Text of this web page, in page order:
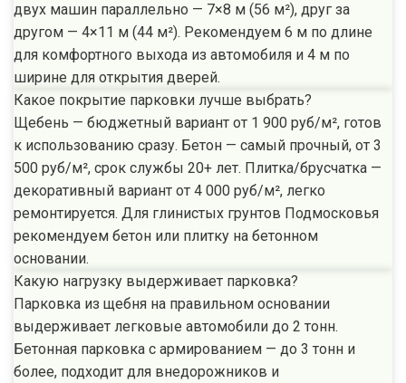
двух машин параллельно — 7×8 м (56 м²), друг за
другом — 4×11 м (44 м²). Рекомендуем 6 м по длине
для комфортного выхода из автомобиля и 4 м по
ширине для открытия дверей.
Какое покрытие парковки лучше выбрать?
Щебень — бюджетный вариант от 1 900 руб/м², готов
к использованию сразу. Бетон — самый прочный, от 3
500 руб/м², срок службы 20+ лет. Плитка/брусчатка —
декоративный вариант от 4 000 руб/м², легко
ремонтируется. Для глинистых грунтов Подмосковья
рекомендуем бетон или плитку на бетонном
основании.
Какую нагрузку выдерживает парковка?
Парковка из щебня на правильном основании
выдерживает легковые автомобили до 2 тонн.
Бетонная парковка с армированием — до 3 тонн и
более, подходит для внедорожников и